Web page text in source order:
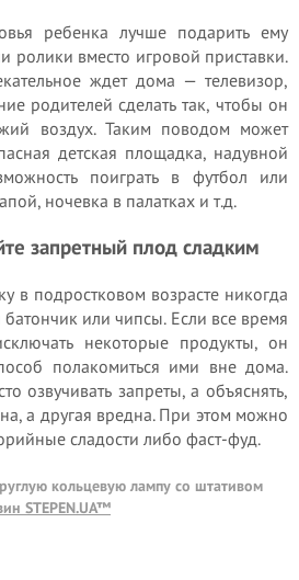
ребенка лучше подарить ему
ролики вместо игровой приставки.
ждет дома — телевизор,
родителей сделать так, чтобы он
воздух. Таким поводом может
детская площадка, надувной
поиграть в футбол или
ночевка в палатках и т.д.
запретный плод сладким
в подростковом возрасте никогда
или чипсы. Если все время
некоторые продукты, он
полакомиться ими вне дома.
озвучивать запреты, а объяснять,
а другая вредна. При этом можно
сладости либо фаст-фуд.
кольцевую лампу со штативом
STEPEN.UA™